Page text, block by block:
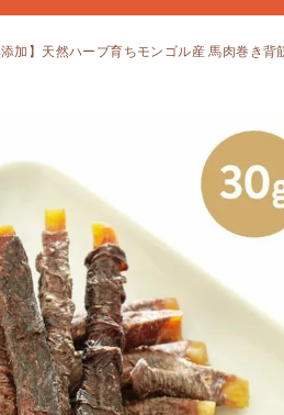
添加】天然ハーブ育ちモンゴル産 馬肉巻き背